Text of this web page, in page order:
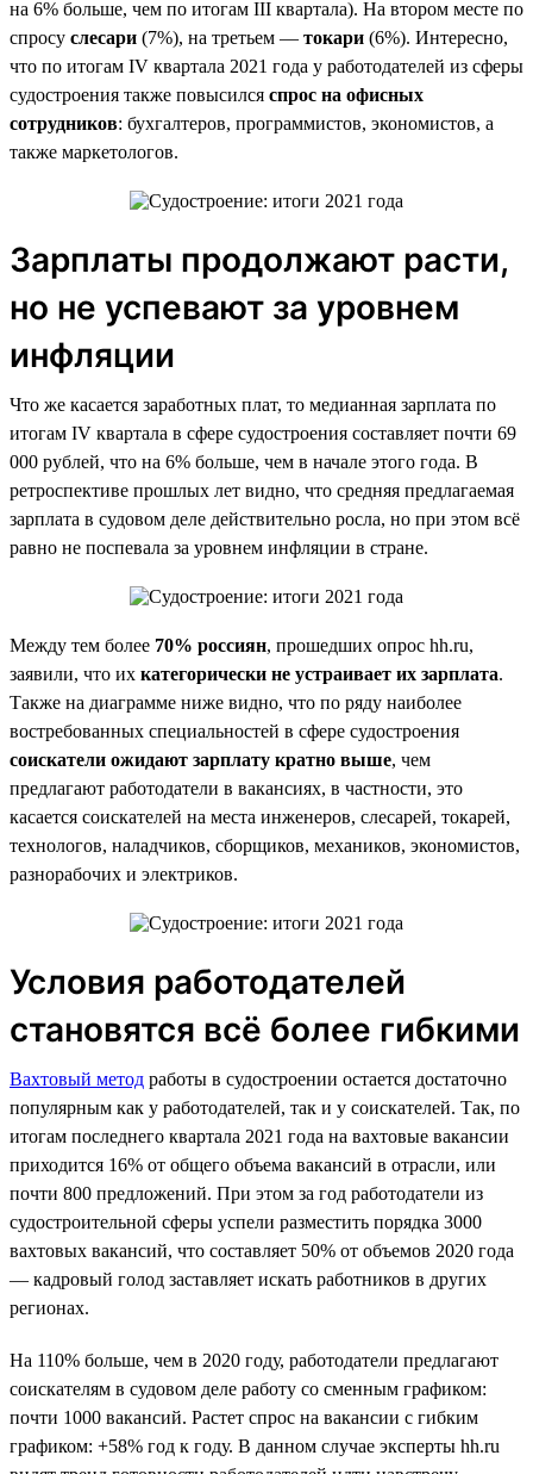
на 6% больше, чем по итогам III квартала). На втором месте по
спросу слесари (7%), на третьем — токари (6%). Интересно,
что по итогам IV квартала 2021 года у работодателей из сферы
судостроения также повысился спрос на офисных
сотрудников: бухгалтеров, программистов, экономистов, а
также маркетологов.
Зарплаты продолжают расти,
но не успевают за уровнем
инфляции
Что же касается заработных плат, то медианная зарплата по
итогам IV квартала в сфере судостроения составляет почти 69
000 рублей, что на 6% больше, чем в начале этого года. В
ретроспективе прошлых лет видно, что средняя предлагаемая
зарплата в судовом деле действительно росла, но при этом всё
равно не поспевала за уровнем инфляции в стране.
Между тем более 70% россиян, прошедших опрос hh.ru,
заявили, что их категорически не устраивает их зарплата.
Также на диаграмме ниже видно, что по ряду наиболее
востребованных специальностей в сфере судостроения
соискатели ожидают зарплату кратно выше, чем
предлагают работодатели в вакансиях, в частности, это
касается соискателей на места инженеров, слесарей, токарей,
технологов, наладчиков, сборщиков, механиков, экономистов,
разнорабочих и электриков.
Условия работодателей
становятся всё более гибкими
Вахтовый метод работы в судостроении остается достаточно
популярным как у работодателей, так и у соискателей. Так, по
итогам последнего квартала 2021 года на вахтовые вакансии
приходится 16% от общего объема вакансий в отрасли, или
почти 800 предложений. При этом за год работодатели из
судостроительной сферы успели разместить порядка 3000
вахтовых вакансий, что составляет 50% от объемов 2020 года
— кадровый голод заставляет искать работников в других
регионах.
На 110% больше, чем в 2020 году, работодатели предлагают
соискателям в судовом деле работу со сменным графиком:
почти 1000 вакансий. Растет спрос на вакансии с гибким
графиком: +58% год к году. В данном случае эксперты hh.ru